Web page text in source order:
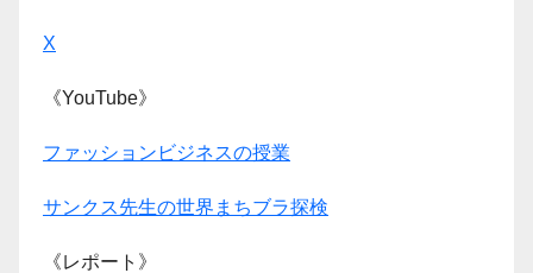
X
《YouTube》
ファッションビジネスの授業
サンクス先生の世界まちブラ探検
《レポート》